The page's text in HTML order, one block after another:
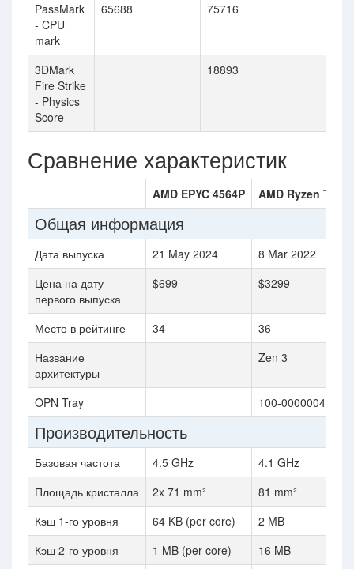
PassMark
- CPU
mark
65688 75716
3DMark
Fire Strike
- Physics
Score
18893
Сравнение характеристик
AMD EPYC 4564P AMD Ryzen
Общая информация
Дата выпуска 21 May 2024
8 Mar 2022
Цена на дату
первого выпуска
$699 $3299
Место в рейтинге 34
36
Название
архитектуры
Zen 3
OPN Tray 100-000000445
Производительность
Базовая частота 4.5 GHz
4.1 GHz
Площадь кристалла
2x 71 mm²
81 mm²
Кэш 1-го уровня
64 KB (per core)
2 MB
Кэш 2-го уровня
1 MB (per core) 16 MB